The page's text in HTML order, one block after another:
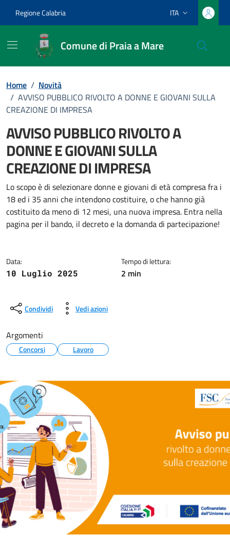
Regione Calabria Lingua attiva:
ITA
Comune di Praia a Mare
Home / Novità
/ AVVISO PUBBLICO RIVOLTO A DONNE E GIOVANI SULLA
CREAZIONE DI IMPRESA
AVVISO PUBBLICO RIVOLTO A
DONNE E GIOVANI SULLA
CREAZIONE DI IMPRESA
Dettagli della notizia
Lo scopo è di selezionare donne e giovani di età compresa fra i
18 ed i 35 anni che intendono costituire, o che hanno già
costituito da meno di 12 mesi, una nuova impresa. Entra nella
pagina per il bando, il decreto e la domanda di partecipazione!
Data:
10 Luglio 2025
Tempo di lettura:
2 min
Condividi Vedi azioni
Argomenti
Concorsi Lavoro